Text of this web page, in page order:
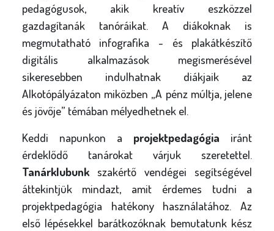
pedagógusok, akik kreatív eszközzel
gazdagítanák tanóráikat. A diákoknak is
megmutatható infografika - és plakátkészítő
digitális alkalmazások megismerésével
sikeresebben indulhatnak diákjaik az
Alkotópályázaton miközben „A pénz múltja, jelene
és jövője” témában mélyedhetnek el.
Keddi napunkon a projektpedagógia iránt
érdeklődő tanárokat várjuk szeretettel.
Tanárklubunk szakértő vendégei segítségével
áttekintjük mindazt, amit érdemes tudni a
projektpedagógia hatékony használatához. Az
első lépésekkel barátkozóknak bemutatunk kész